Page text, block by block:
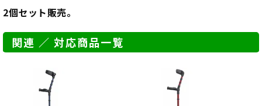
2個セット販売。
関連 ／ 対応商品一覧